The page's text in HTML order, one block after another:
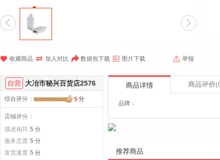
 
 收藏商品  加入对比  举报
 数据包下载  图片下载
商品详情 商品评价
品牌：
推荐商品
自营 大冶市秘兴百货店2576
综合评分 ： 5分
店铺评分：
描述相符 5 分
服务态度 5 分
发货速度 5 分